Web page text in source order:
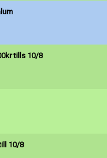
tills 10/8
10/8